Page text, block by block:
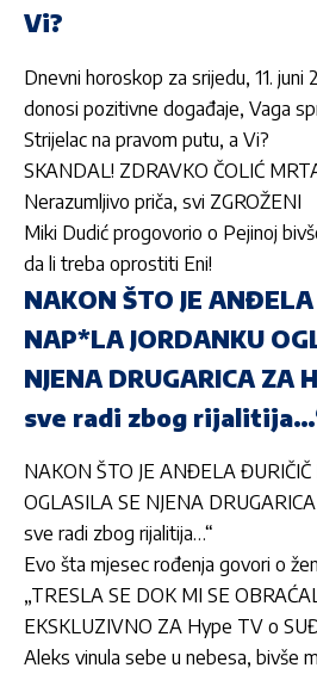
Vi?
Dnevni horoskop za srijedu, 11. juni
donosi pozitivne događaje, Vaga
Strijelac na pravom putu, a Vi?
SKANDAL! ZDRAVKO ČOLIĆ
Nerazumljivo priča, svi ZGROŽENI
Miki Dudić progovorio o Pejinoj
da li treba oprostiti Eni!
NAKON ŠTO JE
NAP*LA JORDANKU
NJENA DRUGARICA ZA
sve radi zbog
NAKON ŠTO JE ANĐELA
OGLASILA SE NJENA
sve radi zbog rijalitija…“
Evo šta mjesec rođenja govori o
„TRESLA SE DOK MI SE
EKSKLUZIVNO ZA Hype TV o
Aleks vinula sebe u nebesa, bivše